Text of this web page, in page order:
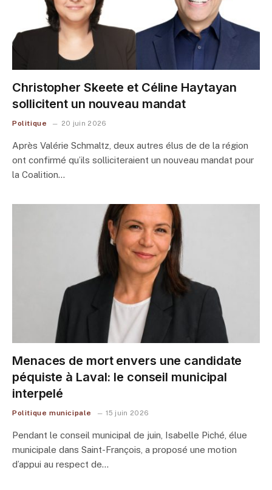
Christopher Skeete et Céline Haytayan
sollicitent un nouveau mandat
Politique 20 juin 2026
Après Valérie Schmaltz, deux autres élus de de la région
ont confirmé qu’ils solliciteraient un nouveau mandat pour
la Coalition…
Menaces de mort envers une candidate
péquiste à Laval: le conseil municipal
interpelé
Politique municipale 15 juin 2026
Pendant le conseil municipal de juin, Isabelle Piché, élue
municipale dans Saint-François, a proposé une motion
d’appui au respect de…